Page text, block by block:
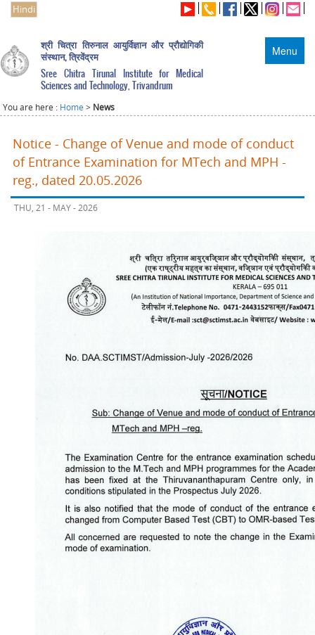
Hindi
Menu
श्री चित्रा तिरुनाल आयुर्विज्ञान और प्रौद्योगिकी
संस्थान, त्रिवेंद्रम
Sree Chitra Tirunal Institute for Medical
Sciences and Technology, Trivandrum
You are here : Home > News
Notice - Change of Venue and mode of conduct
of Entrance Examination for MTech and MPH -
reg., dated 20.05.2026
THU, 21 - MAY - 2026